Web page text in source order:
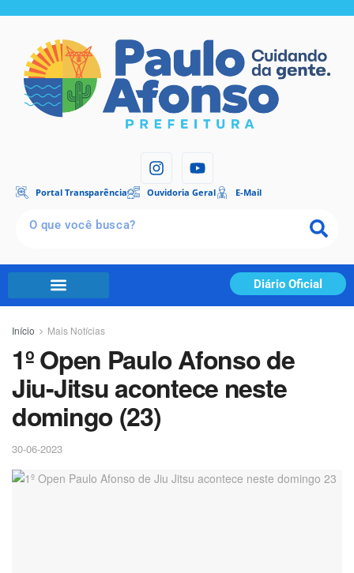
Portal Transparência Ouvidoria Geral E-Mail
Diário Oficial
Início Mais Notícias
1º Open Paulo Afonso de
Jiu-Jitsu acontece neste
domingo (23)
30-06-2023